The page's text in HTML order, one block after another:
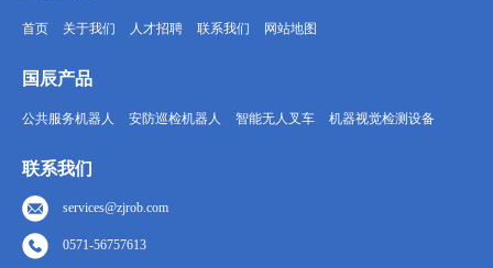
首页 关于我们 人才招聘 联系我们 网站地图
国辰产品
公共服务机器人 安防巡检机器人 智能无人叉车 机器视觉检测设备
联系我们
services@zjrob.com
0571-56757613